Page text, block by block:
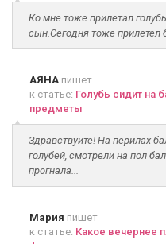
Ко мне тоже прилетал
сын.Сегодня тоже прилетел
АЯНА пишет
к статье: Голубь сидит на
предметы
Здравствуйте! На перилах
голубей, смотрели на пол
прогнала...
Мария пишет
к статье: Какое вечернее